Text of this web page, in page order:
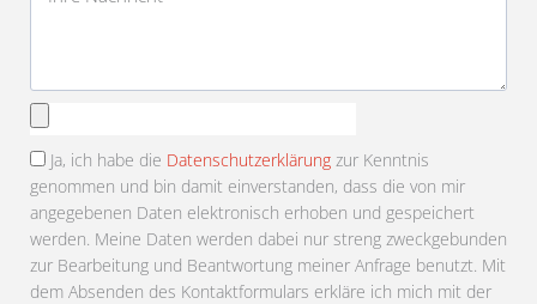
Anhang
Ja, ich habe die Datenschutzerklärung zur Kenntnis
genommen und bin damit einverstanden, dass die von mir
angegebenen Daten elektronisch erhoben und gespeichert
werden. Meine Daten werden dabei nur streng zweckgebunden
zur Bearbeitung und Beantwortung meiner Anfrage benutzt. Mit
dem Absenden des Kontaktformulars erkläre ich mich mit der